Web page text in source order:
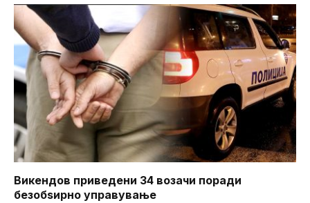
Викендов приведени 34 возачи поради
безобѕирно управување